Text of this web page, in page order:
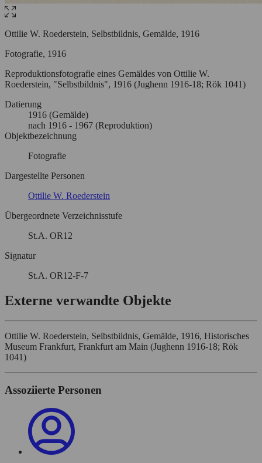
Ottilie W. Roederstein, Selbstbildnis, Gemälde, 1916
Fotografie, 1916
Reproduktionsfotografie eines Gemäldes von Ottilie W.
Roederstein, "Selbstbildnis", 1916 (Jughenn 1916-18; Rök 1041)
Datierung
1916 (Gemälde)
nach 1916 - 1967 (Reproduktion)
Objektbezeichnung
Fotografie
Dargestellte Personen
Ottilie W. Roederstein
Übergeordnete Verzeichnisstufe
St.A. OR12
Signatur
St.A. OR12-F-7
Externe verwandte Objekte
Ottilie W. Roederstein, Selbstbildnis, Gemälde, 1916, Historisches
Museum Frankfurt, Frankfurt am Main (Jughenn 1916-18; Rök
1041)
Assoziierte Personen